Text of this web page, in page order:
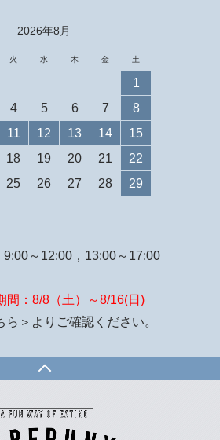
2026年8月
火 水 木 金 土
1
4 5 6 7
8
11 12 13 14
15
18 19 20 21
22
25 26 27 28
29
9:00～12:00，13:00～17:00
間：8/8（土）～8/16(日)
ら＞ よりご確認ください。